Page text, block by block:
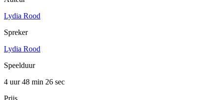
Lydia Rood
Spreker
Lydia Rood
Speelduur
4 uur 48 min 26 sec
Prijs